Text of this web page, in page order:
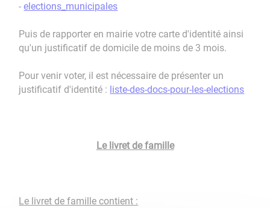
-elections_municipales
Puis de rapporter en mairie votre carte d'identité ainsi
qu'un justificatif de domicile de moins de 3 mois.
Pour venir voter, il est nécessaire de présenter un
justificatif d'identité : liste-des-docs-pour-les-elections
Le livret de famille
Le livret de famille contient :